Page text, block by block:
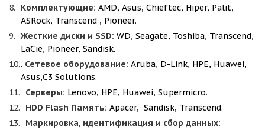
Комплектующие: AMD, Asus, Chieftec, Hiper, Palit,
ASRock, Transcend , Pioneer.
Жесткие диски и SSD: WD, Seagate, Toshiba, Transcend,
LaCie, Pioneer, Sandisk.
. Сетевое оборудование: Aruba, D-Link, HPE, Huawei,
Asus,С3 Solutions.
Серверы: Lenovo, HPE, Huawei, Supermicro.
HDD Flash Память: Apacer, Sandisk, Transcend.
Маркировка, идентификация и сбор данных: